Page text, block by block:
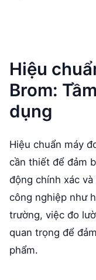
Hiệu
Brom:
dụng
Hiệu chuẩn máy
cần thiết để đảm
động chính xác
công nghiệp như
trường, việc đo
quan trọng để
phẩm.